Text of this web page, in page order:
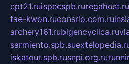
cpt21.ruispecspb.ruregahost.ru
tae-kwon.ruconsrio.com.ru
archery161.rubigencyclica.ru
sarmiento.spb.su
iskatour.spb.rusnpi.org.ru